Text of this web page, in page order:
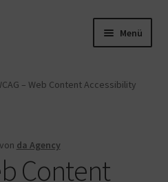
Menü
– Web Content Accessibility
von da Agency
Content